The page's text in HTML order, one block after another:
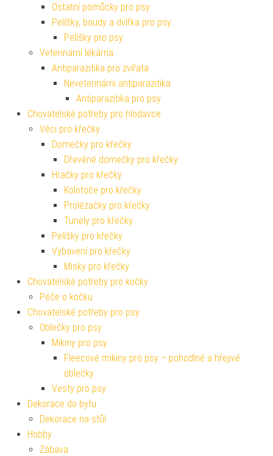
Ostatní pomůcky pro psy
Pelíšky, boudy a dvířka pro psy
Pelíšky pro psy
Veterinární lékárna
Antiparazitika pro zvířata
Neveterinární antiparazitika
Antiparazitika pro psy
Chovatelské potřeby pro hlodavce
Věci pro křečky
Domečky pro křečky
Dřevěné domečky pro křečky
Hračky pro křečky
Kolotoče pro křečky
Prolézačky pro křečky
Tunely pro křečky
Pelíšky pro křečky
Vybavení pro křečky
Misky pro křečky
Chovatelské potřeby pro kočky
Péče o kočku
Chovatelské potřeby pro psy
Oblečky pro psy
Mikiny pro psy
Fleecové mikiny pro psy – pohodlné a hřejivé
oblečky
Vesty pro psy
Dekorace do bytu
Dekorace na stůl
Hobby
Zábava